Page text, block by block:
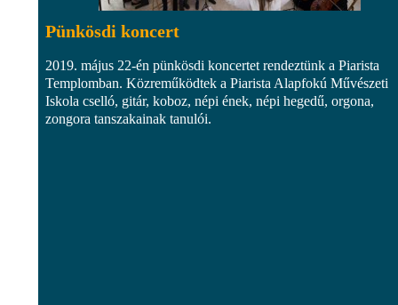
Pünkösdi koncert
2019. május 22-én pünkösdi koncertet rendeztünk a Piarista
Templomban. Közreműködtek a Piarista Alapfokú Művészeti
Iskola cselló, gitár, koboz, népi ének, népi hegedű, orgona,
zongora tanszakainak tanulói.